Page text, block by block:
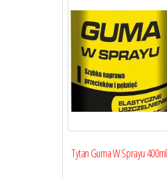
Tytan Guma W Sprayu 400ml